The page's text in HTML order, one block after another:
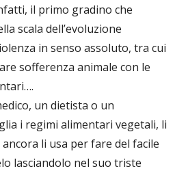
il primo gradino che
scala dell’evoluzione
in senso assoluto, tra cui
sofferenza animale con le
un dietista o un
i regimi alimentari vegetali, li
li usa per fare del facile
lasciandolo nel suo triste